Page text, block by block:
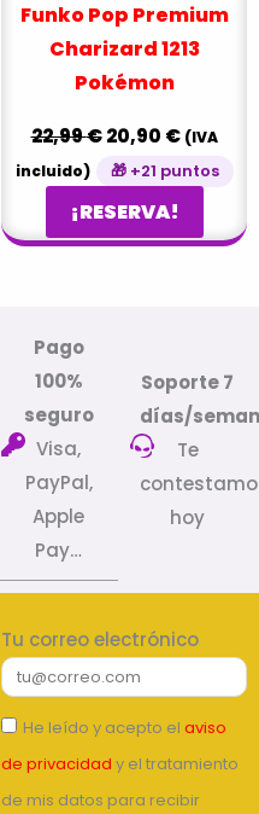
Funko Pop Premium
Charizard 1213
Pokémon
22,99€ 20,90 € (IVA
incluido)
🎁 +21 puntos
¡RESERVA!
Pago
100%
seguro
Visa,
PayPal,
Apple
Pay…
Soporte 7
días/
Te
hoy
Tu correo electrónico
He leído y acepto el aviso
de privacidad y el tratamiento
de mis datos para recibir